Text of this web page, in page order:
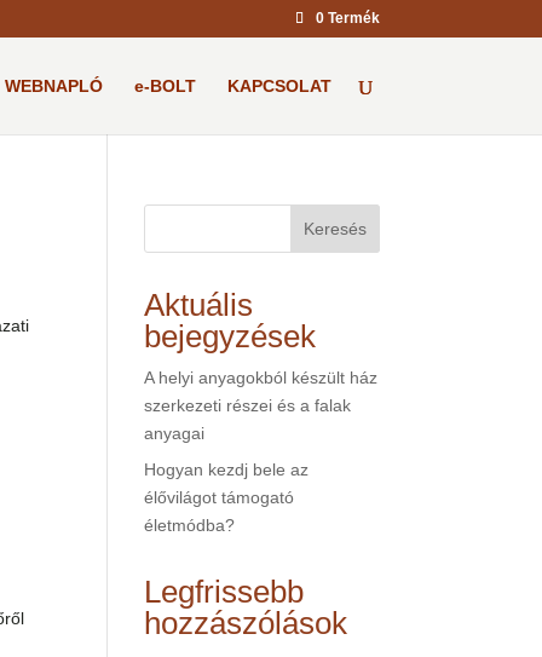
0 Termék
WEBNAPLÓ e-BOLT KAPCSOLAT
Keresés
Aktuális
bejegyzések
A helyi anyagokból készült ház
szerkezeti részei és a falak
anyagai
Hogyan kezdj bele az
élővilágot támogató
életmódba?
Legfrissebb
hozzászólások